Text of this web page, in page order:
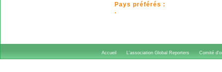
Pays préférés :
.
Accueil L'association Global Reporters Comité